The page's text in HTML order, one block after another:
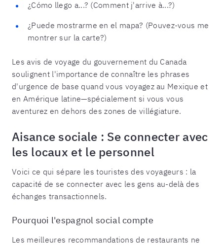
¿Cómo llego a...? (Comment j'arrive à...?)
¿Puede mostrarme en el mapa? (Pouvez-vous me
montrer sur la carte?)
Les avis de voyage du gouvernement du Canada
soulignent l'importance de connaître les phrases
d'urgence de base quand vous voyagez au Mexique et
en Amérique latine—spécialement si vous vous
aventurez en dehors des zones de villégiature.
Aisance sociale : Se connecter avec
les locaux et le personnel
Voici ce qui sépare les touristes des voyageurs : la
capacité de se connecter avec les gens au-delà des
échanges transactionnels.
Pourquoi l'espagnol social compte
Les meilleures recommandations de restaurants ne